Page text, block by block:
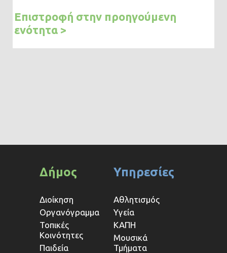
Επιστροφή στην προηγούμενη
ενότητα >
Δήμος
Διοίκηση
Οργανόγραμμα
Τοπικές
Κοινότητες
Παιδεία
Υπηρεσίες
Αθλητισμός
Υγεία
ΚΑΠΗ
Μουσικά
Τμήματα